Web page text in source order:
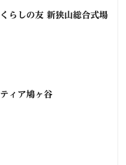
くらしの友 新狭山総合式場
ティア鳩ヶ谷